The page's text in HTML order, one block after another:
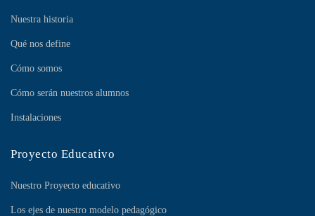
Nuestra historia
Qué nos define
Cómo somos
Cómo serán nuestros alumnos
Instalaciones
Proyecto Educativo
Nuestro Proyecto educativo
Los ejes de nuestro modelo pedagógico